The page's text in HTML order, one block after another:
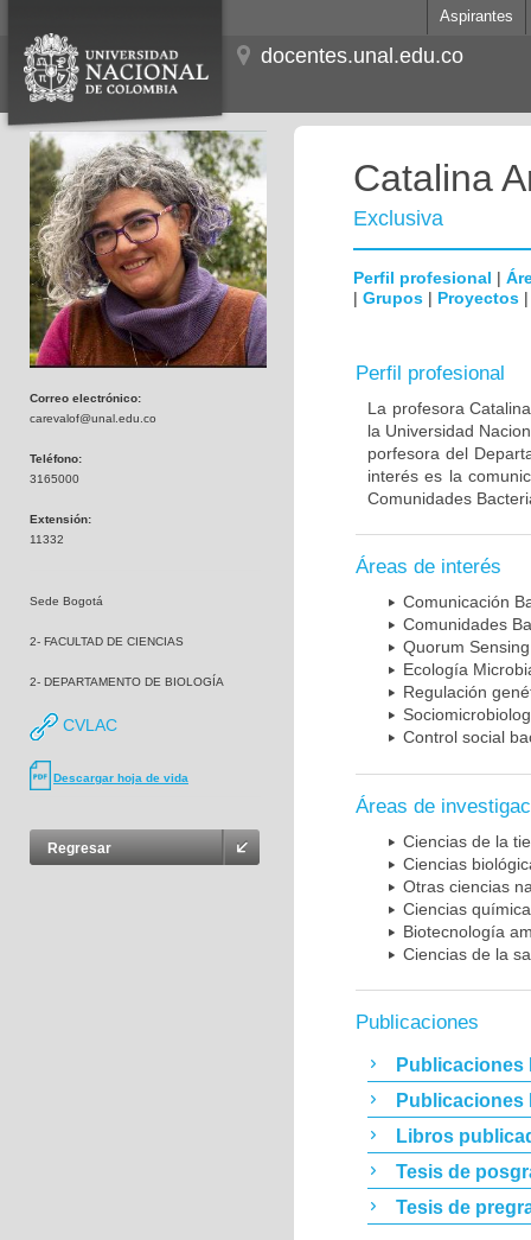
Aspirantes
docentes.unal.edu.co
Correo electrónico:
carevalof@unal.edu.co
Teléfono:
3165000
Extensión:
11332
Sede Bogotá
2- FACULTAD DE CIENCIAS
2- DEPARTAMENTO DE BIOLOGÍA
CVLAC
Descargar hoja de vida
Regresar
Catalina
Exclusiva
Perfil profesional |
| Grupos | Proyectos
Perfil profesional
La profesora
la Universidad
porfesora del
interés es la
Comunidades
Áreas de interés
Comunicación
Comunidades
Quorum Sensing
Ecología
Regulación
Control social
Áreas de
Ciencias de la
Ciencias
Otras ciencias
Ciencias
Biotecnología
Ciencias de la
Publicaciones
Publicaciones
Publicaciones
Libros
Tesis de
Tesis de